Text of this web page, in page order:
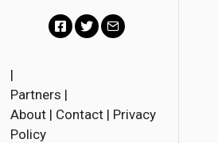
c
e
t
i
|
Partners |
About | Contact | Privacy
Policy